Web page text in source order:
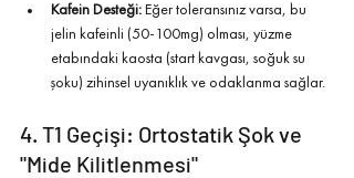
Kafein Desteği: Eğer toleransınız varsa, bu
jelin kafeinli (50-100mg) olması, yüzme
etabındaki kaosta (start kavgası, soğuk su
şoku) zihinsel uyanıklık ve odaklanma sağlar.
4. T1 Geçişi: Ortostatik Şok ve
"Mide Kilitlenmesi"